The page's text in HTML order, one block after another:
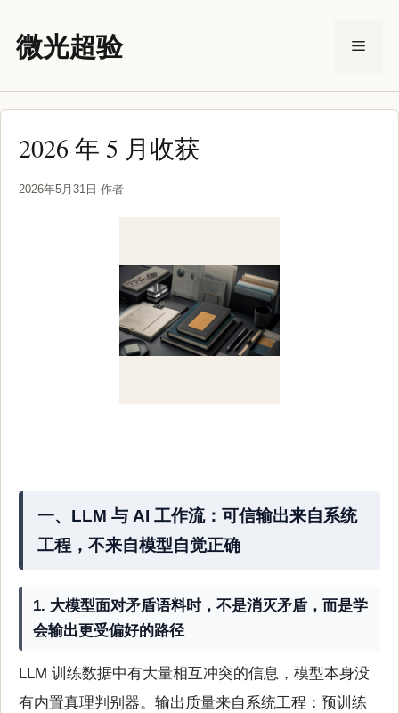
微光超验 菜
2026 年 5 月收获
2026年5月31日 作者
一、LLM 与 AI 工作流：可信输出来自系统
工程，不来自模型自觉正确
1. 大模型面对矛盾语料时，不是消灭矛盾，而是学
会输出更受偏好的路径
LLM 训练数据中有大量相互冲突的信息，模型本身没
有内置真理判别器。输出质量来自系统工程：预训练